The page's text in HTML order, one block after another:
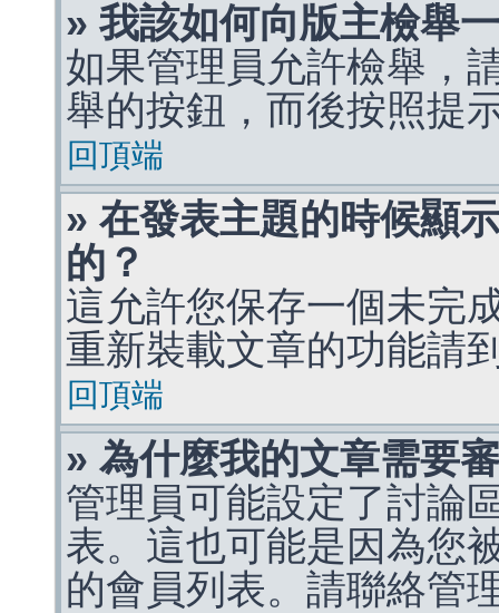
» 我該如何向版主檢舉
如果管理員允許檢舉，
舉的按鈕，而後按照提
回頂端
» 在發表主題的時候顯
的？
這允許您保存一個未完
重新裝載文章的功能請
回頂端
» 為什麼我的文章需要
管理員可能設定了討論
表。這也可能是因為您
的會員列表。請聯絡管